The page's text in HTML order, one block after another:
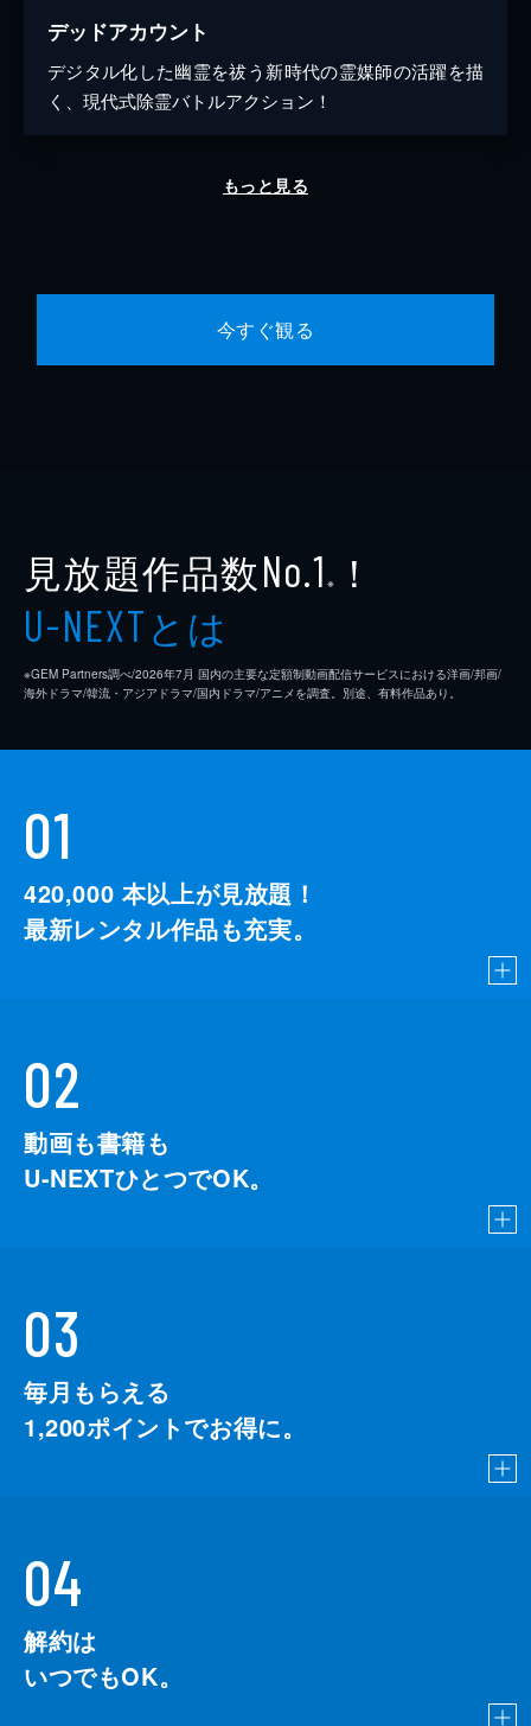
デッドアカウント
デジタル化した幽霊を祓う新時代の霊媒師の活躍を描
く、現代式除霊バトルアクション！
もっと見る
今すぐ観る
見放題作品数No.1 ※ ！
U-NEXTとは
※GEM Partners調べ/2026年7⽉ 国内の主要な定額制動画配信サービスにおける洋画/邦画/
海外ドラマ/韓流・アジアドラマ/国内ドラマ/アニメを調査。別途、有料作品あり。
01
420,000 本以上が見放題！
最新レンタル作品も充実。
02
動画も書籍も
U-NEXTひとつでOK。
03
毎月もらえる
1,200ポイントでお得に。
04
解約は
いつでもOK。